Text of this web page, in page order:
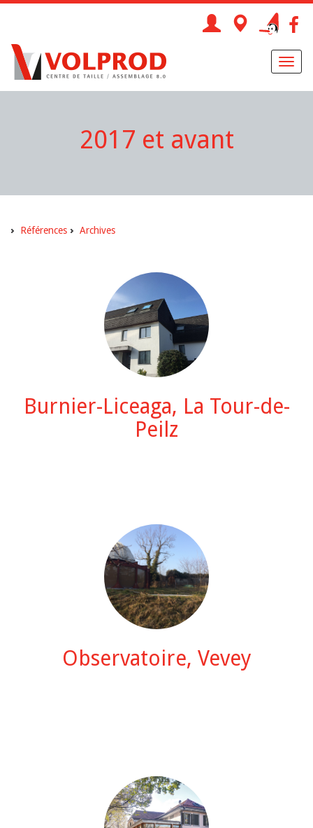
2017 et avant
Références Archives
Burnier-Liceaga, La Tour-de-
Peilz
Observatoire, Vevey